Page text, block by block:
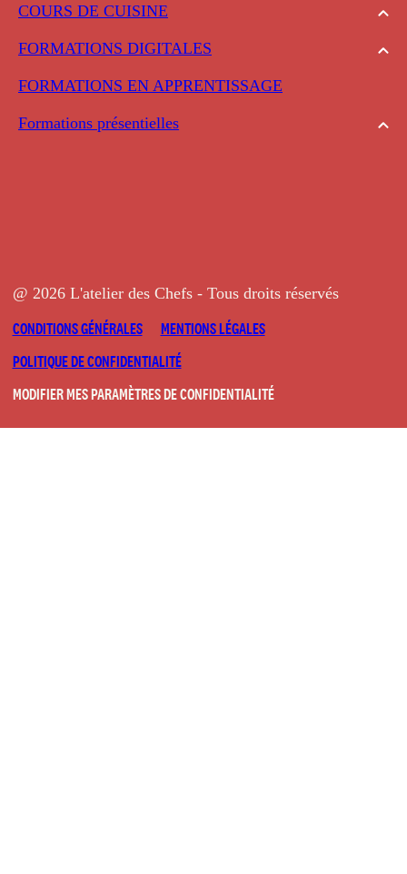
COURS DE CUISINE
FORMATIONS DIGITALES
FORMATIONS EN APPRENTISSAGE
Formations présentielles
@ 2026 L'atelier des Chefs - Tous droits réservés
CONDITIONS GÉNÉRALES
MENTIONS LÉGALES
POLITIQUE DE CONFIDENTIALITÉ
MODIFIER MES PARAMÈTRES DE CONFIDENTIALITÉ